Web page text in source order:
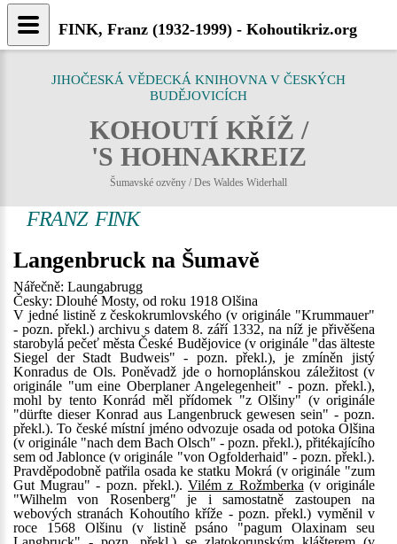
JIHOČESKÁ VĚDECKÁ KNIHOVNA V ČESKÝCH
BUDĚJOVICÍCH
KOHOUTÍ KŘÍŽ /
'S HOHNAKREIZ
Šumavské ozvěny / Des Waldes Widerhall
FRANZ FINK
Langenbruck na Šumavě
Nářečně: Laungabrugg
Česky: Dlouhé Mosty, od roku 1918 Olšina
V jedné listině z českokrumlovského (v originále "Krummauer"
- pozn. překl.) archivu s datem 8. září 1332, na níž je přivěšena
starobylá pečeť města České Budějovice (v originále "das älteste
Siegel der Stadt Budweis" - pozn. překl.), je zmíněn jistý
Konradus de Ols. Poněvadž jde o hornoplánskou záležitost (v
originále "um eine Oberplaner Angelegenheit" - pozn. překl.),
mohl by tento Konrád měl přídomek "z Olšiny" (v originále
"dürfte dieser Konrad aus Langenbruck gewesen sein" - pozn.
překl.). To české místní jméno odvozuje osada od potoka Olšina
(v originále "nach dem Bach Olsch" - pozn. překl.), přitékajícího
sem od Jablonce (v originále "von Ogfolderhaid" - pozn. překl.).
Pravděpodobně patřila osada ke statku Mokrá (v originále "zum
Gut Mugrau" - pozn. překl.).Vilém z Rožmberka (v originále
"Wilhelm von Rosenberg" je i samostatně zastoupen na
webových stranách Kohoutího kříže - pozn. překl.) vyměnil v
roce 1568 Olšinu (v listině psáno "pagum Olaxinam seu
FINK, Franz (1932-1999) - Kohoutikriz.org